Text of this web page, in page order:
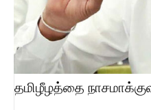
தமிழீழத்தை